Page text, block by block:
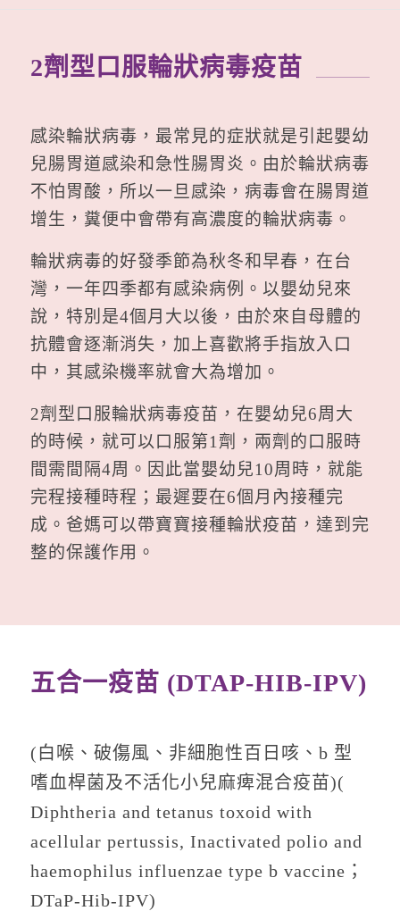
2劑型口服輪狀病毒疫苗
感染輪狀病毒，最常見的症狀就是引起嬰幼
兒腸胃道感染和急性腸胃炎。由於輪狀病毒
不怕胃酸，所以一旦感染，病毒會在腸胃道
增生，糞便中會帶有高濃度的輪狀病毒。
輪狀病毒的好發季節為秋冬和早春，在台
灣，一年四季都有感染病例。以嬰幼兒來
說，特別是4個月大以後，由於來自母體的
抗體會逐漸消失，加上喜歡將手指放入口
中，其感染機率就會大為增加。
2劑型口服輪狀病毒疫苗，在嬰幼兒6周大
的時候，就可以口服第1劑，兩劑的口服時
間需間隔4周。因此當嬰幼兒10周時，就能
完程接種時程；最遲要在6個月內接種完
成。爸媽可以帶寶寶接種輪狀疫苗，達到完
整的保護作用。
五合一疫苗 (DTAP-HIB-IPV)
(白喉、破傷風、非細胞性百日咳、b 型
嗜血桿菌及不活化小兒麻痺混合疫苗)(
Diphtheria and tetanus toxoid with
acellular pertussis, Inactivated polio and
haemophilus influenzae type b vaccine；
DTaP-Hib-IPV)